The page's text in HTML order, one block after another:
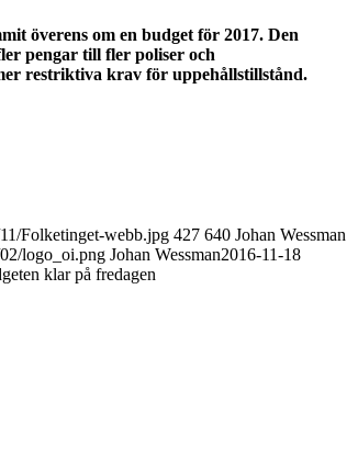
överens om en budget för 2017. Den
pengar till fler poliser och
restriktiva krav för uppehållstillstånd.
Folketinget-webb.jpg 427 640 Johan Wessman
logo_oi.png Johan Wessman2016-11-18
klar på fredagen